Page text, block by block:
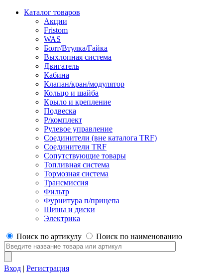
Каталог товаров
Акции
Fristom
WAS
Болт/Втулка/Гайка
Выхлопная система
Двигатель
Кабина
Клапан/кран/модулятор
Кольцо и шайба
Крыло и крепление
Подвеска
Р/комплект
Рулевое управление
Соединители (вне каталога TRF)
Соединители TRF
Сопутствующие товары
Топливная система
Тормозная система
Трансмиссия
Фильтр
Фурнитура п/прицепа
Шины и диски
Электрика
Поиск по артикулу Поиск по наименованию
Вход | Регистрация